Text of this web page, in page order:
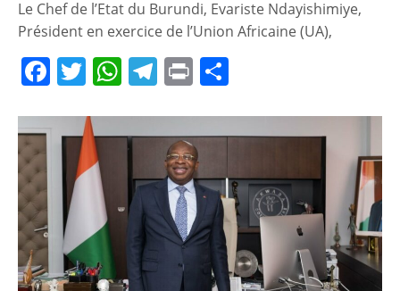
Le Chef de l’Etat du Burundi, Evariste Ndayishimiye,
Président en exercice de l’Union Africaine (UA),
F
c
e
b
o
o
k
T
itt
er
W
at
s
A
p
p
T
e
gr
a
m
Pr
t ta
er